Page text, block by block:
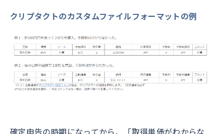
クリプタクトのカスタムファイルフォーマットの例
確定申告の時期になってから、「取得単価がわからな